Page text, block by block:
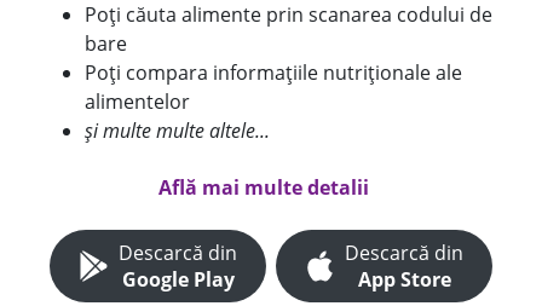
Poți căuta alimente prin scanarea codului de
bare
Poți compara informațiile nutriționale ale
alimentelor
și multe multe altele...
Află mai multe detalii
Descarcă din
Google Play
Descarcă din
App Store